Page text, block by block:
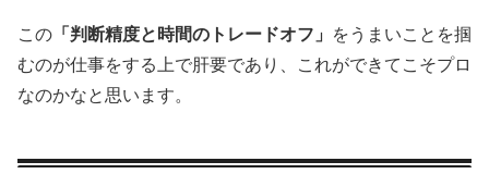
この 「判断精度と時間のトレードオフ」
をうまいことを掴
むのが仕事をする上で肝要であり、これができてこそプロ
なのかなと思います。